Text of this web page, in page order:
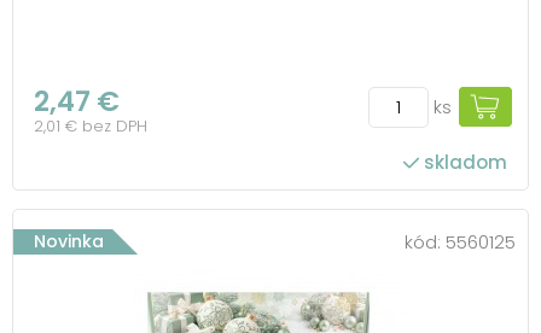
2,47 €
2,01 € bez DPH
ks
skladom
Novinka kód: 5560125